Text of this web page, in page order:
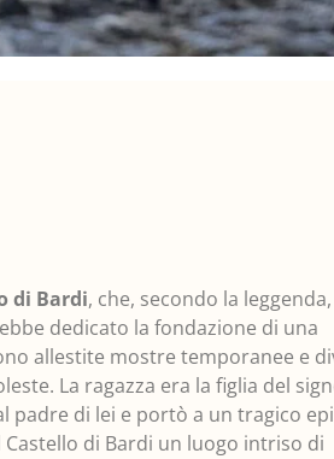
di Bardi, che, secondo la
dedicato la fondazione di una
allestite mostre temporanee e
La ragazza era la figlia del
padre di lei e portò a un tragico
di Bardi un luogo intriso di